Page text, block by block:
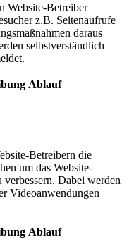
Website-Betreiber
z.B. Seitenaufrufe
daraus
selbstverständlich
Ablauf
Betreibern die
um das Website-
Dabei werden
Videoanwendungen
Ablauf